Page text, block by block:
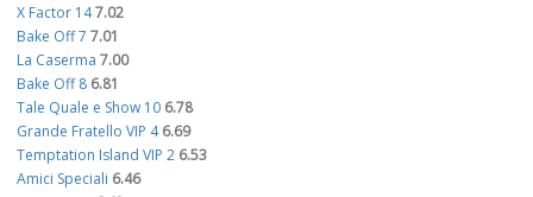
X Factor 147.02
Bake Off 7 7.01
La Caserma 7.00
Bake Off 8 6.81
Tale Quale e Show 10 6.78
Grande Fratello VIP 4 6.69
Temptation Island VIP 2 6.53
Amici Speciali 6.46